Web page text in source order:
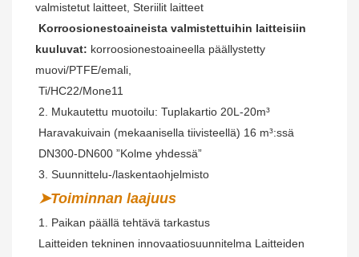
valmistetut laitteet, Steriilit laitteet
Korroosionestoaineista valmistettuihin laitteisiin
kuuluvat: korroosionestoaineella päällystetty
muovi/PTFE/emali,
Ti/HC22/Mone11
2. Mukautettu muotoilu: Tuplakartio 20L-20m³
Haravakuivain (mekaanisella tiivisteellä) 16 m³:ssä
DN300-DN600 ”Kolme yhdessä”
3. Suunnittelu-/laskentaohjelmisto
➤Toiminnan laajuus
1. Paikan päällä tehtävä tarkastus
Laitteiden tekninen innovaatiosuunnitelma Laitteiden